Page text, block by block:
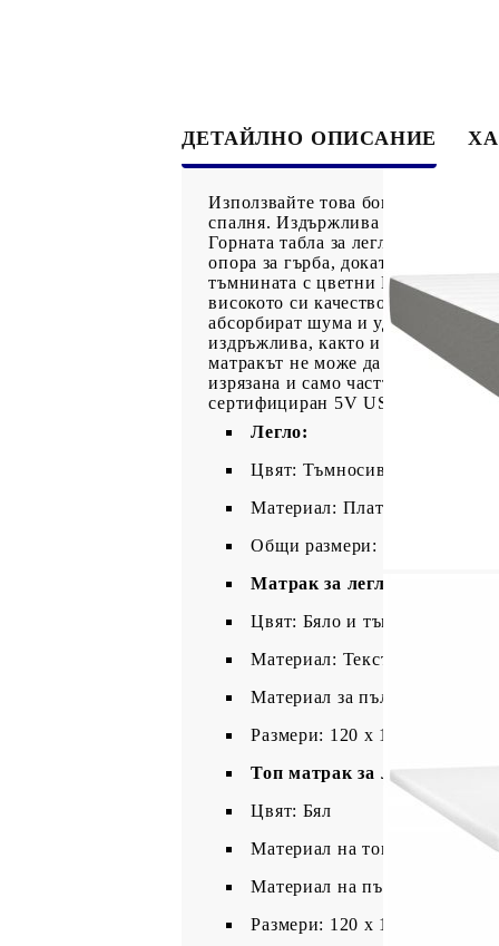
ДЕТАЙЛНО ОПИСАНИЕ
Използвайте това боксспринг
спалня. Издържлива тъкан:
Горната табла за легло се
опора за гърба, докато седите в
тъмнината с цветни LED
високото си качество, като
абсорбират шума и ударите,
издръжлива, както и щадяща
матракът не може да бъде
изрязана и само частта с USB
сертифициран 5V USB
Легло:
Цвят: Тъмносив
Материал: Плат (100%
Общи размери: 193 x 123 x
Матрак за легло:
Цвят: Бяло и тъмносиво
Материал: Текстил (100%
Материал за пълнеж: Покет
Размери: 120 x 190 x 20 см
Топ матрак за легло:
Цвят: Бял
Материал на топ матрака:
Материал на пълнежа: Пяна
Размери: 120 x 190 x 5 см